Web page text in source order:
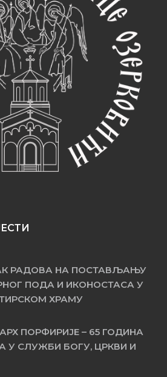
РАДОВА НА ПОСТАВЉАЊУ
ПОДА И ИКОНОСТАСА У
ХРАМУ
ПОРФИРИЈЕ – 65 ГОДИНА
У СЛУЖБИ БОГУ, ЦРКВИ И